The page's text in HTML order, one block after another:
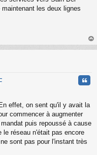
les deux lignes
au
effet, on sent qu'il y avait la
commencer à augmenter
puis repoussé à cause
le réseau n'était pas encore
sont pas pour l'instant très